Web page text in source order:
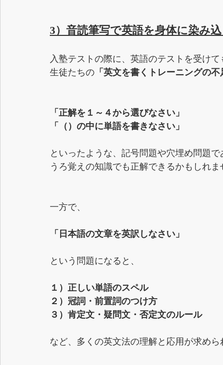
3）音読筆写で英語を身体に染み
入塾テストの際に、英語のテストを受け
生徒たちの 「英文を書くトレーニングの
「正解を１～４から選びなさい」
「（）の中に単語を書きなさい」
といったような、記号問題や穴埋め問題
うろ覚えの知識でも正解できるかもしれま
一方で、
「日本語の文章を英訳しなさい」
という問題になると、
１）正しい単語のスペル
２）冠詞・前置詞のつけ方
３）肯定文・疑問文・否定文のルール
など、多くの英文法の理解と応用が求めら